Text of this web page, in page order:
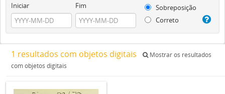
Iniciar Fim
Sobreposição
Correto
1 resultados com objetos digitais
Mostrar os resultados
com objetos digitais